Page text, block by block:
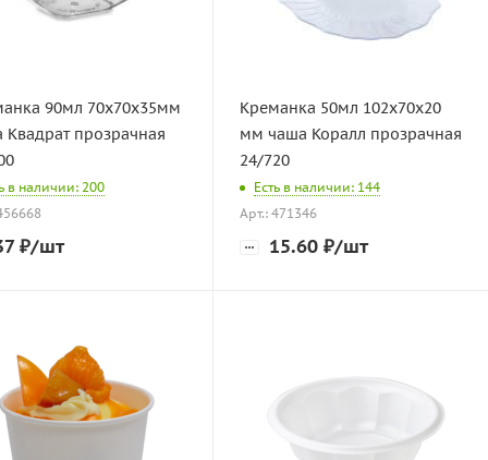
90мл 70х70х35мм
Квадрат прозрачная
в наличии: 200
₽/шт
Креманка 50мл 102х70х20
мм чаша Коралл прозрачная
24/720
Есть в наличии: 144
Арт.: 471346
15.60 ₽/шт